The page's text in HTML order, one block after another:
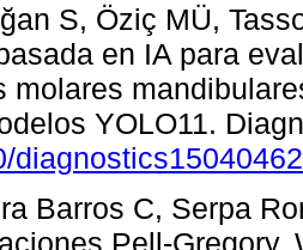
S, Öziç MÜ,
en IA para
molares
YOLO11.
diagnostics15040462
Barros C, Serpa
Pell-Gregory,